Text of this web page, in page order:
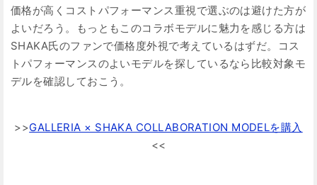
価格が高くコストパフォーマンス重視で選ぶのは避けた方が
よいだろう。もっともこのコラボモデルに魅力を感じる方は
SHAKA氏のファンで価格度外視で考えているはずだ。コス
トパフォーマンスのよいモデルを探しているなら比較対象モ
デルを確認しておこう。
>>GALLERIA × SHAKA COLLABORATION MODELを購入
<<